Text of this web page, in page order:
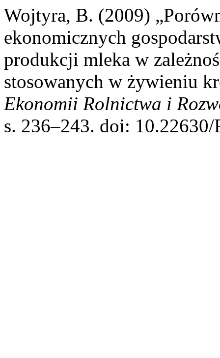
Wojtyra, B. (2009)
ekonomicznych
produkcji mleka w
stosowanych w żywieniu
Ekonomii Rolnictwa i
s. 236–243. doi: